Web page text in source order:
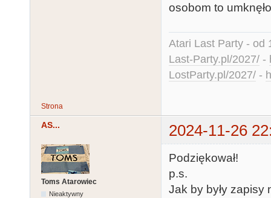
osobom to
Atari Last Party - od
Last-Party.pl/2027/ -
LostParty.pl/2027/ -
Strona
AS... 2024-11-26
Toms Atarowiec
Nieaktywny
Podziękował!
p.s.
Jak by były zapisy